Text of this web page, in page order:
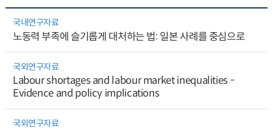
국내연구자료
노동력 부족에 슬기롭게 대처하는 법: 일본 사례를 중심으로
국외연구자료
Labour shortages and labour market inequalities -
Evidence and policy implications
국외연구자료